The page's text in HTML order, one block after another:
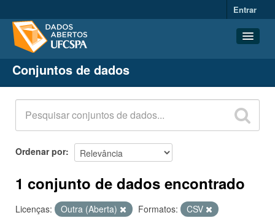
Entrar
Conjuntos de dados
Organizações
Grupos
Sobre
Conjuntos de dados
Ordenar por
1 conjunto de dados encontrado
Licenças: Outra (Aberta) Formatos:
CSV